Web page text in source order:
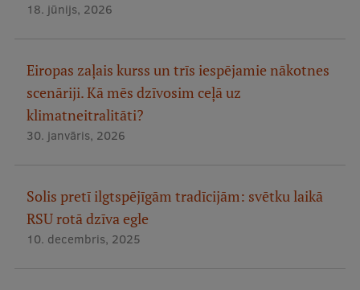
18. jūnijs, 2026
Eiropas zaļais kurss un trīs iespējamie nākotnes
scenāriji. Kā mēs dzīvosim ceļā uz
klimatneitralitāti?
30. janvāris, 2026
Solis pretī ilgtspējīgām tradīcijām: svētku laikā
RSU rotā dzīva egle
10. decembris, 2025